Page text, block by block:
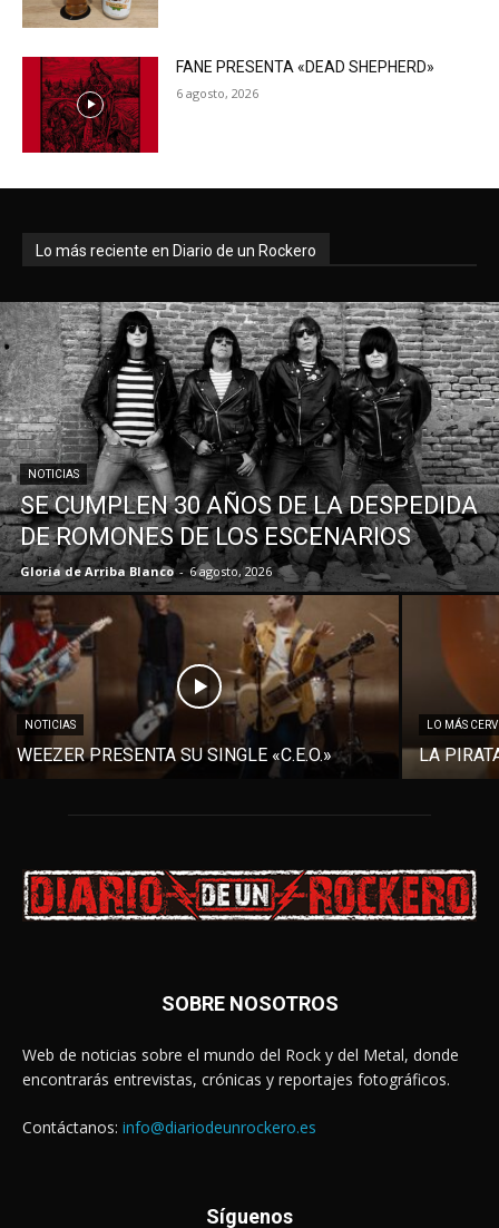
FANE PRESENTA «DEAD SHEPHERD»
6 agosto, 2026
Lo más reciente en Diario de un Rockero
NOTICIAS
SE CUMPLEN 30 AÑOS DE LA DESPEDIDA
DE ROMONES DE LOS ESCENARIOS
Gloria de Arriba Blanco - 6 agosto, 2026
NOTICIAS
WEEZER PRESENTA SU SINGLE «C.E.O.»
LO MÁS
LA
SOBRE NOSOTROS
Web de noticias sobre el mundo del Rock y del Metal, donde
encontrarás entrevistas, crónicas y reportajes fotográficos.
Contáctanos: info@diariodeunrockero.es
Síguenos